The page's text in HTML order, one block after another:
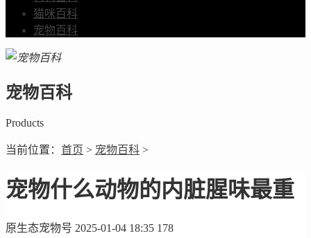
猫咪百科
宠物百科
宠物百科
Products
当前位置： 首页 > 宠物百科 >
宠物什么动物的内脏腥味最重
原生态宠物号 2025-01-04 18:35 178